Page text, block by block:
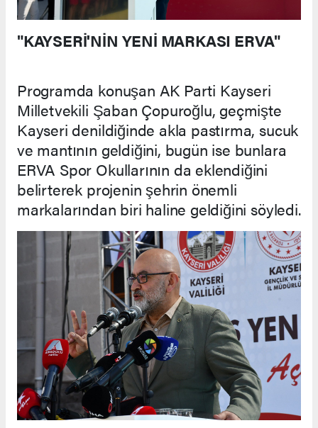
"KAYSERİ'NİN YENİ MARKASI ERVA"
Programda konuşan AK Parti Kayseri
Milletvekili Şaban Çopuroğlu, geçmişte
Kayseri denildiğinde akla pastırma, sucuk
ve mantının geldiğini, bugün ise bunlara
ERVA Spor Okullarının da eklendiğini
belirterek projenin şehrin önemli
markalarından biri haline geldiğini söyledi.